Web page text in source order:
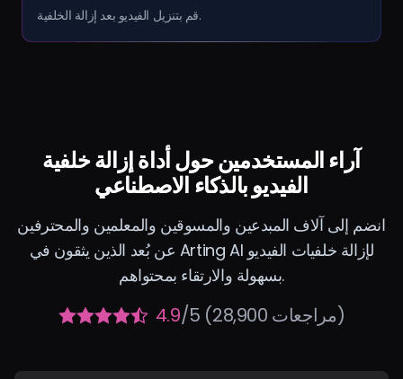
قم بتنزيل الفيديو بعد إزالة الخلفية.
آراء المستخدمين حول أداة إزالة خلفية
الفيديو بالذكاء الاصطناعي
انضم إلى آلاف المبدعين والمسوقين والمعلمين والمحترفين
عن بُعد الذين يثقون في Arting AI لإزالة خلفيات الفيديو
بسهولة والارتقاء بمحتواهم.
4.9 /5 (28,900 مراجعات)